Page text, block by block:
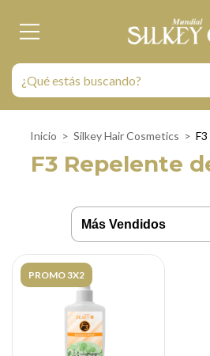
Inicio > Silkey Hair Cosmetics >
F3 Repelente
PROMO 3X2